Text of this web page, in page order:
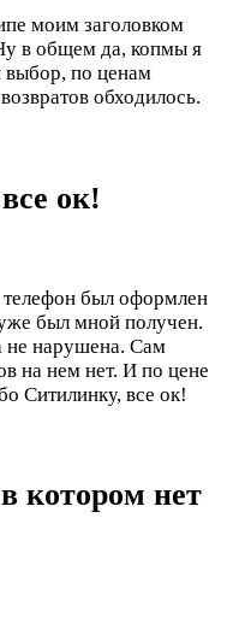
моим заголовком
в общем да, копмы я
по ценам
обходилось.
ок!
телефон был оформлен
был мной получен.
не нарушена. Сам
на нем нет. И по цене
Ситилинку, все ок!
котором нет